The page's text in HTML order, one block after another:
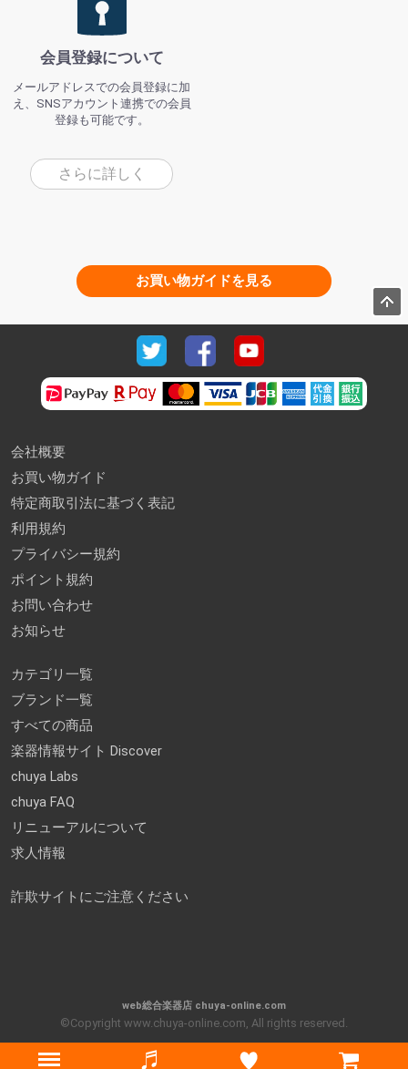
会員登録について
メールアドレスでの会員登録に加
え、SNSアカウント連携での会員
登録も可能です。
さらに詳しく
お買い物ガイドを見る
会社概要
お買い物ガイド
特定商取引法に基づく表記
利用規約
プライバシー規約
ポイント規約
お問い合わせ
お知らせ
カテゴリ一覧
ブランド一覧
すべての商品
楽器情報サイト Discover
chuya Labs
chuya FAQ
リニューアルについて
求人情報
詐欺サイトにご注意ください
web総合楽器店 chuya-online.com
©Copyright www.chuya-online.com, All rights reserved.
Menu